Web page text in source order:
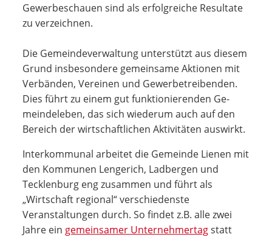
Gewerbeschauen sind als erfolgreiche Resultate
zu verzeichnen.
Die Gemeindeverwaltung unterstützt aus die­sem
Grund insbeson­dere ge­meinsame Aktio­nen mit
Verbänden, Ver­einen und Gewerbe­treiben­den.
Dies führt zu einem gut funktionierenden Ge­
mein­deleben, das sich wiederum auch auf den
Bereich der wirtschaftlichen Aktivitäten auswirkt.
Interkommunal arbeitet die Gemeinde Lienen mit
den Kommunen Lengerich, Ladbergen und
Tecklenburg eng zusammen und führt als
„Wirtschaft regional“ verschiedenste
Veranstaltungen durch. So findet z.B. alle zwei
Jahre ein gemeinsamer Unternehmertagstatt